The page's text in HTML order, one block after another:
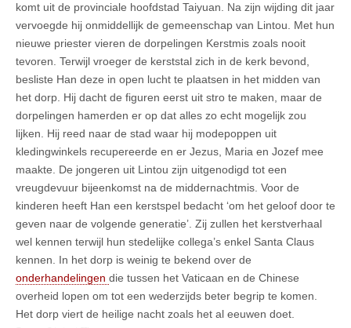
komt uit de provinciale hoofdstad Taiyuan. Na zijn wijding dit jaar
vervoegde hij onmiddellijk de gemeenschap van Lintou. Met hun
nieuwe priester vieren de dorpelingen Kerstmis zoals nooit
tevoren. Terwijl vroeger de kerststal zich in de kerk bevond,
besliste Han deze in open lucht te plaatsen in het midden van
het dorp. Hij dacht de figuren eerst uit stro te maken, maar de
dorpelingen hamerden er op dat alles zo echt mogelijk zou
lijken. Hij reed naar de stad waar hij modepoppen uit
kledingwinkels recupereerde en er Jezus, Maria en Jozef mee
maakte. De jongeren uit Lintou zijn uitgenodigd tot een
vreugdevuur bijeenkomst na de middernachtmis. Voor de
kinderen heeft Han een kerstspel bedacht ‘om het geloof door te
geven naar de volgende generatie’. Zij zullen het kerstverhaal
wel kennen terwijl hun stedelijke collega’s enkel Santa Claus
kennen. In het dorp is weinig te bekend over de
onderhandelingen die tussen het Vaticaan en de Chinese
overheid lopen om tot een wederzijds beter begrip te komen.
Het dorp viert de heilige nacht zoals het al eeuwen doet.